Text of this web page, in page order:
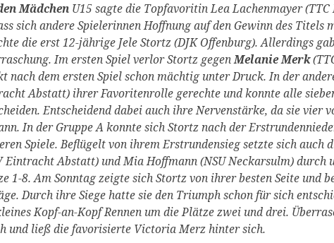
Mädchen U15 sagte die Topfavoritin Lea Lachenmayer
sich andere Spielerinnen Hoffnung auf den Gewinn des
die erst 12-jährige Jele Stortz (DJK Offenburg). Allerdings
Im ersten Spiel verlor Stortz gegenMelanie Merk
nach dem ersten Spiel schon mächtig unter Druck. In der
Abstatt) ihrer Favoritenrolle gerechte und konnte alle
Entscheidend dabei auch ihre Nervenstärke, da sie vier
In der Gruppe A konnte sich Stortz nach der
Spiele. Beflügelt von ihrem Erstrundensieg setzte sich auch
Eintracht Abstatt) und Mia Hoffmann (NSU Neckarsulm) durch
1-8. Am Sonntag zeigte sich Stortz von ihrer besten Seite und
Durch ihre Siege hatte sie den Triumph schon für sich
Kopf-an-Kopf Rennen um die Plätze zwei und drei.
und ließ die favorisierte Victoria Merz hinter sich.